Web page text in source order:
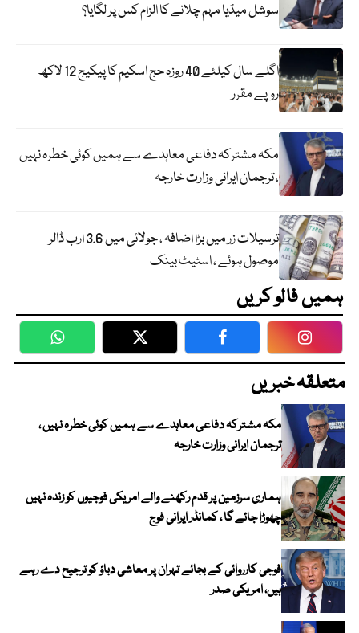
سوشل میڈیا مہم چلانے کا الزام کس پر لگایا؟
اگلے سال کیلئے 40 روزہ حج اسکیم کا پیکیج 12 لاکھ
روپے مقرر
مکہ مشترکہ دفاعی معاہدے سے ہمیں کوئی خطرہ نہیں
، ترجمان ایرانی وزارت خارجہ
ترسیلات زر میں بڑا اضافہ ، جولائی میں 3.6 ارب ڈالر
موصول ہوئے ، اسٹیٹ بینک
ہمیں فالو کریں
WhatsApp Twitter Facebook
متعلقہ خبریں
مکہ مشترکہ دفاعی معاہدے سے ہمیں کوئی خطرہ نہیں ،
ترجمان ایرانی وزارت خارجہ
ہماری سرزمین پر قدم رکھنے والے امریکی فوجیوں کو زندہ نہیں
چھوڑا جائے گا ، کمانڈر ایرانی فوج
فوجی کارروائی کے بجائے تہران پر معاشی دباؤ کو ترجیح دے رہے
ہیں، امریکی صدر